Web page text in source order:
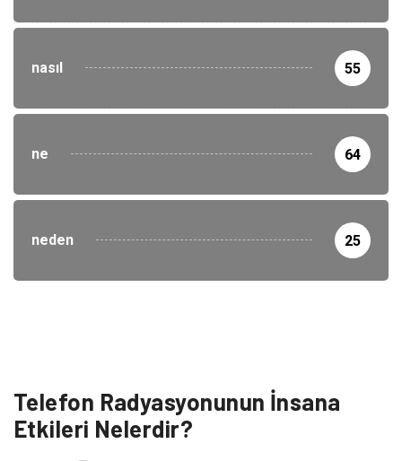
nasıl 55
ne 64
neden 25
Telefon Radyasyonunun İnsana
Etkileri Nelerdir?